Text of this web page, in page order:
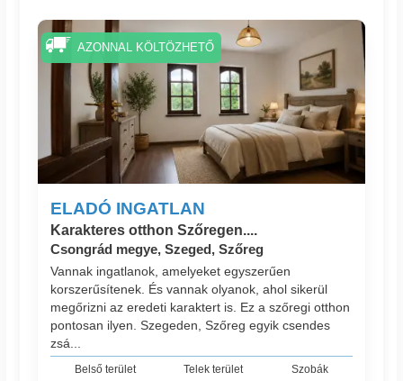
ELADÓ INGATLAN
Karakteres otthon Szőregen....
Csongrád megye, Szeged, Szőreg
Vannak ingatlanok, amelyeket egyszerűen
korszerűsítenek. És vannak olyanok, ahol sikerül
megőrizni az eredeti karaktert is. Ez a szőregi otthon
pontosan ilyen. Szegeden, Szőreg egyik csendes
zsá...
Belső terület Telek terület Szobák
AZONNAL KÖLTÖZHETŐ